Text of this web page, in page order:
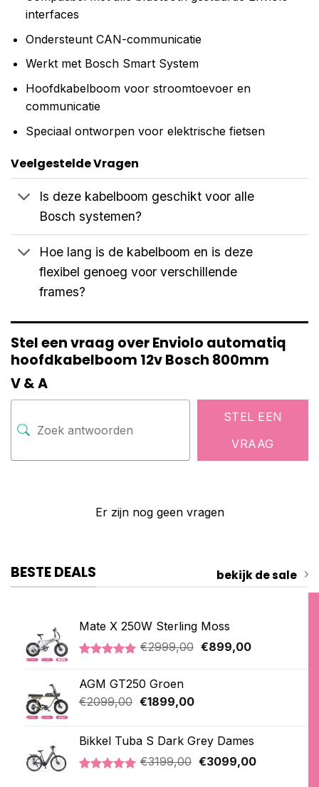
interfaces
Ondersteunt CAN-communicatie
Werkt met Bosch Smart System
Hoofdkabelboom voor stroomtoevoer en
communicatie
Speciaal ontworpen voor elektrische fietsen
Veelgestelde Vragen
Is deze kabelboom geschikt voor alle
Bosch systemen?
Hoe lang is de kabelboom en is deze
flexibel genoeg voor verschillende
frames?
Stel een vraag over Enviolo automatiq
hoofdkabelboom 12v Bosch 800mm
V & A
STEL EEN
VRAAG
Er zijn nog geen vragen
BESTE DEALS bekijk de sale
Mate X 250W Sterling Moss
gebaseerd
op
klantbeoordelingen
€2999,00 Oorspronkelijke
€899,00Huidige
AGM GT250 Groen
€2099,00 Oorspronkelijke
€2099,00.
€1899,00Huidige
€1899,00.
Bikkel Tuba S Dark Grey Dames
€3199,00 Oorspronkelijke
€3099,00Huidige